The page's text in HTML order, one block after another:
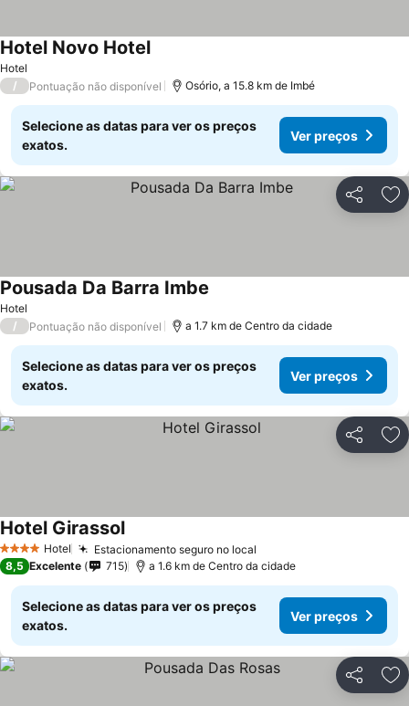
Hotel
Hotel Novo Hotel
/ Pontuação não disponível Osório, a 15.8 km de Imbé
Selecione as datas para ver os preços
exatos.
Ver preços
Partilhar
Hotel
Pousada Da Barra Imbe
/ Pontuação não disponível a 1.7 km de Centro da cidade
Selecione as datas para ver os preços
exatos.
Ver preços
Partilhar
4 EstrelasHotel Estacionamento seguro no local
Hotel Girassol
8,5 Excelente 715 a 1.6 km de Centro da cidade
Selecione as datas para ver os preços
exatos.
Ver preços
Partilhar